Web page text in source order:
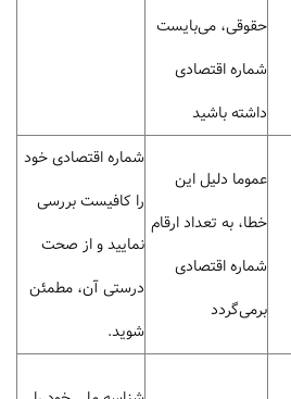
حقوقی، می‌بایست
شماره اقتصادی
داشته باشید
عموما دلیل این
خطا، به تعداد ارقام
شماره اقتصادی
برمی‌گردد
شماره اقتصادی خود
را کافیست بررسی
نمایید و از صحت
درستی آن، مطمئن
شوید.